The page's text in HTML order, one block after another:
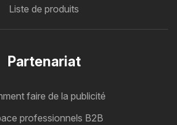
Liste de produits
Partenariat
faire de la publicité
professionnels B2B